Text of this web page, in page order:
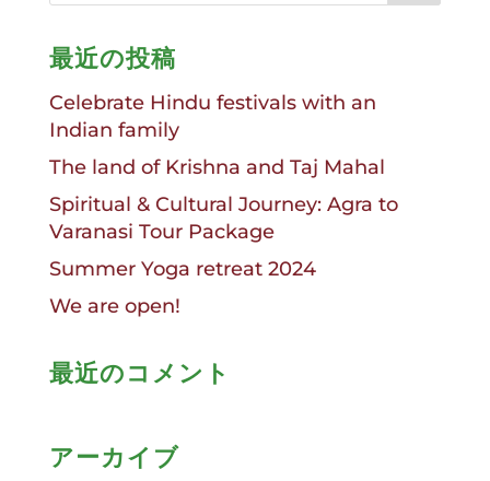
最近の投稿
Celebrate Hindu festivals with an
Indian family
The land of Krishna and Taj Mahal
Spiritual & Cultural Journey: Agra to
Varanasi Tour Package
Summer Yoga retreat 2024
We are open!
最近のコメント
アーカイブ